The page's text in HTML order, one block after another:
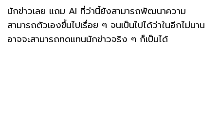
นักข่าวเลย แถม AI ที่ว่านี้ยังสามารถพัฒนาความ
สามารถตัวเองขึ้นไปเรื่อย ๆ จนเป็นไปได้ว่าในอีกไม่นาน
อาจจะสามารถทดแทนนักข่าวจริง ๆ ก็เป็นได้